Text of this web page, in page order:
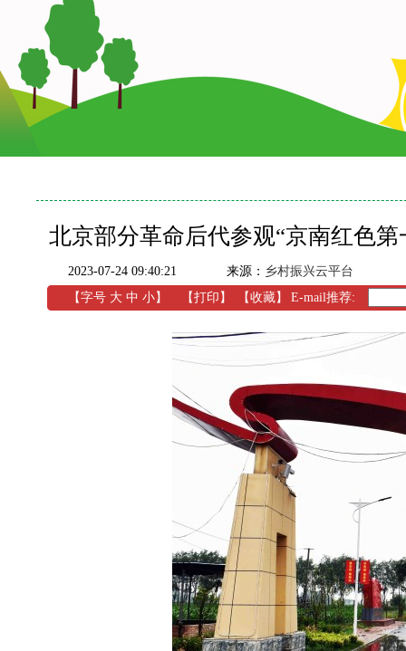
北京部分革命后代参观“京南红色
2023-07-24 09:40:21 来源： 乡村振兴云平台
【字号 大 中 小】 【打印 】 【收藏】 E-mail推荐: